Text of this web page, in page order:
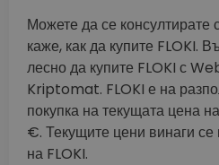
Можете да се консултирате
каже, как да купите FLOKI.
лесно да купите FLOKI с
Kriptomat. FLOKI е на
покупка на текущата цена
€. Текущите цени винаги се
на FLOKI.